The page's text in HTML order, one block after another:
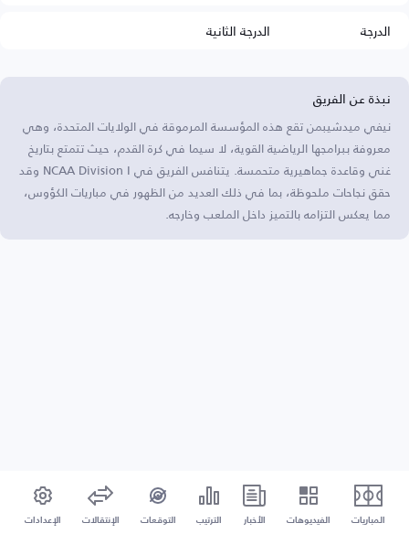
الدرجة
الدرجة الثانية
نبذة عن الفريق
نيفي ميدشيبمن تقع هذه المؤسسة المرموقة في الولايات المتحدة، وهي
معروفة ببرامجها الرياضية القوية، لا سيما في كرة القدم، حيث تتمتع بتاريخ
غني وقاعدة جماهيرية متحمسة. يتنافس الفريق في NCAA Division I وقد
حقق نجاحات ملحوظة، بما في ذلك العديد من الظهور في مباريات الكؤوس،
مما يعكس التزامه بالتميز داخل الملعب وخارجه.
المباريات الفيديوهات الأخبار الترتيب التوقعات الإنتقالات الإعدادات